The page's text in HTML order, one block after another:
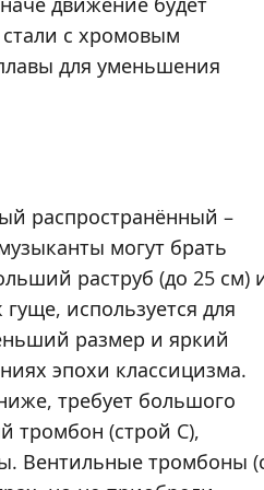
с хромовым
для уменьшения
распространённый –
могут брать
раструб (до 25 см)
используется для
размер и яркий
эпохи классицизма.
требует большого
тромбон (строй C),
Вентильные тромбоны